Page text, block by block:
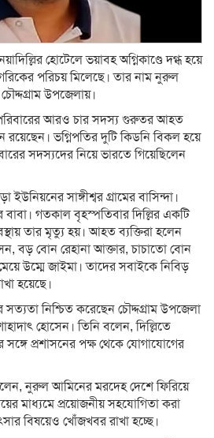
হোটেলে ভয়াবহ অগ্নিকাণ্ডে দগ্ধ হয়ে
পরিচয় মিলেছে। তার নাম নুরুল
উপজেলায়।
আরও চার সদস্য গুরুতর আহত
রয়েছেন। ভগ্নিপতির দুটি কিডনি বিকল হয়ে
সদস্যদের নিয়ে ভারতে গিয়েছিলেন
সাঙ্গীশ্বর গ্রামের বাসিন্দা।
গতকাল বৃহস্পতিবার দিল্লির একটি
তার মৃত্যু হয়। আহত ব্যক্তিরা হলেন
বড় বোন রেহানা আক্তার, চাচাতো বোন
উম্মে জাইমা। তাদের সবাইকে নিবিড়
হয়েছে।
নিশ্চিত করেছেন চৌদ্দগ্রাম উপজেলা
হোসেন। তিনি বলেন, দিল্লিতে
সঙ্গে প্রশাসনের পক্ষ থেকে যোগাযোগের
নুরুল আমিনের মরদেহ দেশে ফিরিয়ে
মাধ্যমে প্রয়োজনীয় সহযোগিতা করা
বিষয়েও খোঁজখবর রাখা হচ্ছে।